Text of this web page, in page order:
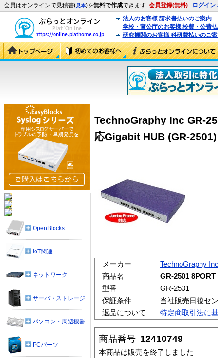
会員はオンラインで見積書(見本)を無料で作成できます 会員登録(無料) ログイン
法人のお客様 請求書払いのご案内
学校・官公庁のお客様 校費・公費
研究機関のお客様 科研費払いのご
TechnoGraphy Inc GR-
応Gigabit HUB (GR-2501)
メーカー
TechnoGraphy Inc
商品名
GR-2501
型番
GR-2501
保証条件
当社販売日後セ
返品について
特定商取引法に
商品番号 12410749
本商品は販売を終了しました
OpenBlocks
IoT関連
ネットワーク
サーバ・ストレージ
パソコン・周辺機器
PCパーツ